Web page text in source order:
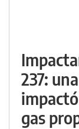
237:
gas